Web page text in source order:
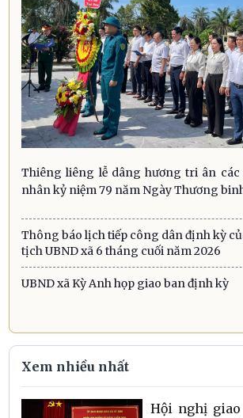
Thiêng liêng lễ dâng hương tri ân
nhân kỷ niệm 79 năm Ngày Thương
Thông báo lịch tiếp công dân định kỳ
tịch UBND xã 6 tháng cuối năm 2026
UBND xã Kỳ Anh họp giao ban định kỳ
Xem nhiều nhất
Hội nghị giao